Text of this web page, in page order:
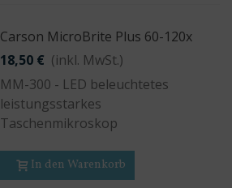
Carson MicroBrite Plus 60-120x
18,50 € (inkl. MwSt.)
MM-300 - LED beleuchtetes
leistungsstarkes
Taschenmikroskop
In den Warenkorb